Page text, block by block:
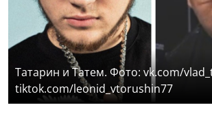
Татарин и Татем. Фото: vk.com/
tiktok.com/leonid_vtorushin77